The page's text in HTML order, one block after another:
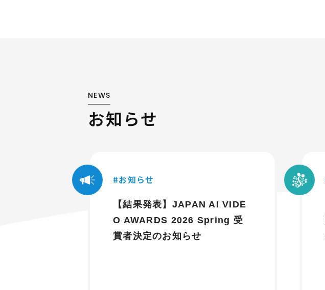
お知らせ
NEWS
お知らせ
【結果発表】JAPAN AI VIDE
O AWARDS 2026 Spring 受
賞者決定のお知らせ